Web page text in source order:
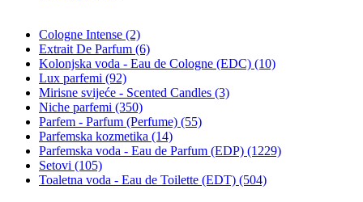
Cologne Intense (2)
Extrait De Parfum (6)
Kolonjska voda - Eau de Cologne (EDC) (10)
Lux parfemi (92)
Mirisne svijeće - Scented Candles (3)
Niche parfemi (350)
Parfem - Parfum (Perfume) (55)
Parfemska kozmetika (14)
Parfemska voda - Eau de Parfum (EDP) (1229)
Setovi (105)
Toaletna voda - Eau de Toilette (EDT) (504)